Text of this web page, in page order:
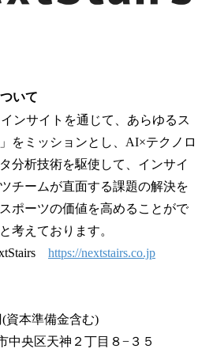
いて
ンサイトを通じて、あらゆるス
をミッションとし、AI×テクノロ
分析技術を駆使して、インサイ
チームが直面する課題の解決を
ポーツの価値を高めることがで
考えております。
https://nextstairs.co.jp
資本準備金含む)
央区天神２丁目８−３５